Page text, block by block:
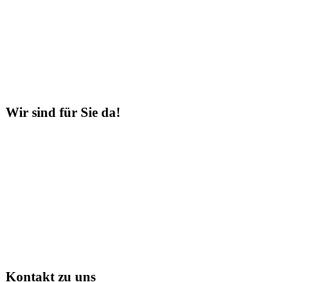
Wir sind für Sie da!
Kontakt zu uns